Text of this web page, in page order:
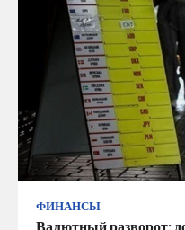
ФИНАНСЫ
Валютный разворот: